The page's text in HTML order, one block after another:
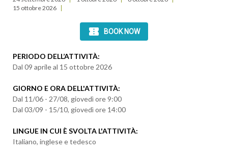
15 ottobre 2026
PERIODO DELL’ATTIVITÀ:
Dal 09 aprile al 15 ottobre 2026
GIORNO E ORA DELL'ATTIVITÀ:
Dal 11/06 - 27/08, giovedì ore 9:00
Dal 03/09 - 15/10, giovedì ore 14:00
LINGUE IN CUI È SVOLTA L'ATTIVITÀ:
Italiano, inglese e tedesco